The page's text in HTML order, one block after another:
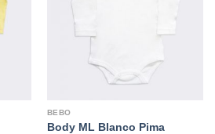
BEBO
Body ML Blanco Pima